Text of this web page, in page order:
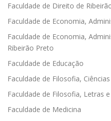
Faculdade de Direito de
Faculdade de Economia,
Faculdade de Economia,
Ribeirão Preto
Faculdade de Educação
Faculdade de Filosofia,
Faculdade de Filosofia, Letras
Faculdade de Medicina